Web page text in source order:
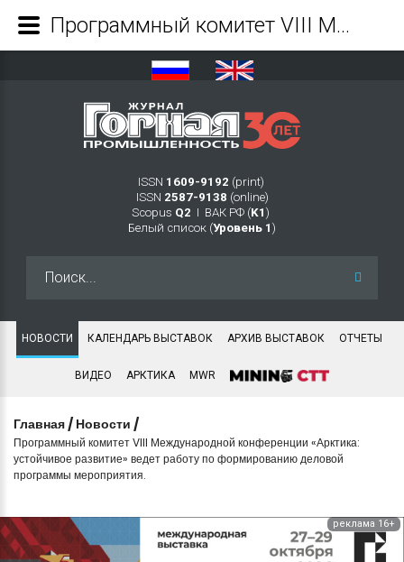
ISSN 1609-9192 (print)
ISSN 2587-9138 (online)
Scopus Q2 Ι ВАК РФ (K1 )
Белый список (Уровень 1 )
НОВОСТИ КАЛЕНДАРЬ ВЫСТАВОК АРХИВ ВЫСТАВОК ОТЧЕТЫ
ВИДЕО АРКТИКА MWR
Главная / Новости /
Программный комитет VIII Международной конференции «Арктика:
устойчивое развитие» ведет работу по формированию деловой
программы мероприятия.
реклама 16+
Программный комитет VIII Международной конференции «Арктика: устойчивое развитие» ведет работу по формированию деловой программы мероприятия. - Журнал Горная промышленность